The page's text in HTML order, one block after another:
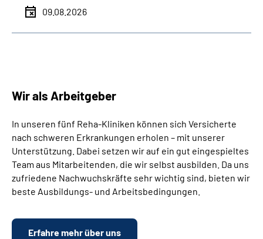
09.08.2026
Wir als Arbeitgeber
In unseren fünf Reha-Kliniken können sich Versicherte
nach schweren Erkrankungen erholen – mit unserer
Unterstützung. Dabei setzen wir auf ein gut eingespieltes
Team aus Mitarbeitenden, die wir selbst ausbilden. Da uns
zufriedene Nachwuchskräfte sehr wichtig sind, bieten wir
beste Ausbildungs- und Arbeitsbedingungen.
Erfahre mehr über uns